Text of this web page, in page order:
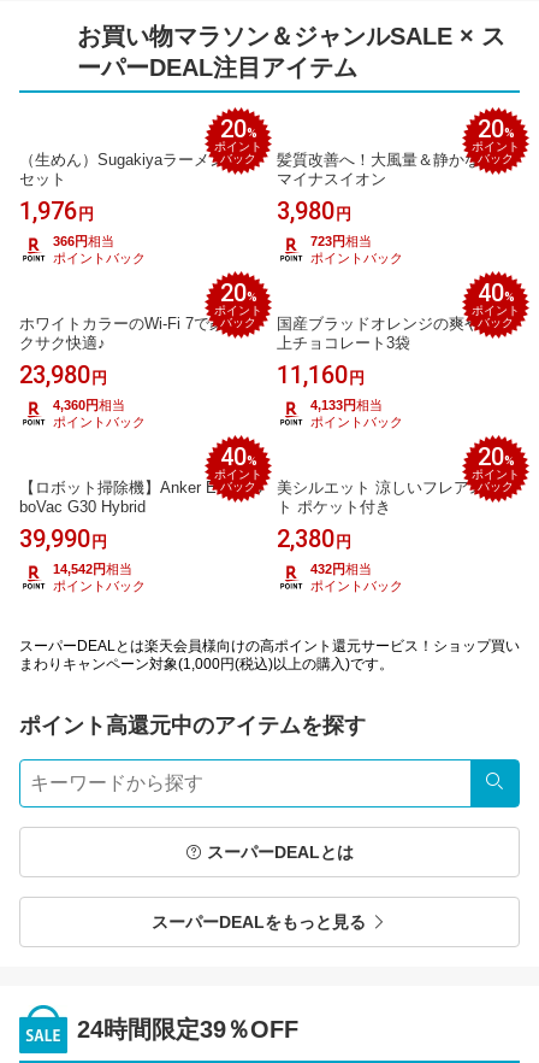
お買い物マラソン＆ジャンルSALE × ス
ーパーDEAL注目アイテム
20%
ポイント
バック
（生めん）Sugakiyaラーメン6食
セット
1,976円
366円相当
ポイントバック
20%
ポイント
バック
髪質改善へ！大風量＆静かな速乾
マイナスイオン
3,980円
723円相当
ポイントバック
20%
ポイント
バック
ホワイトカラーのWi-Fi 7で家中サ
クサク快適♪
23,980円
4,360円相当
ポイントバック
40%
ポイント
バック
国産ブラッドオレンジの爽やか極
上チョコレート3袋
11,160円
4,133円相当
ポイントバック
40%
ポイント
バック
【ロボット掃除機】Anker Eufy Ro
boVac G30 Hybrid
39,990円
14,542円相当
ポイントバック
20%
ポイント
バック
美シルエット 涼しいフレアスカー
ト ポケット付き
2,380円
432円相当
ポイントバック
スーパーDEALとは楽天会員様向けの高ポイント還元サービス！ショップ買い
まわりキャンペーン対象(1,000円(税込)以上の購入)です。
ポイント高還元中のアイテムを探す
検索
スーパーDEALとは
スーパーDEALをもっと見る
24時間限定39％OFF